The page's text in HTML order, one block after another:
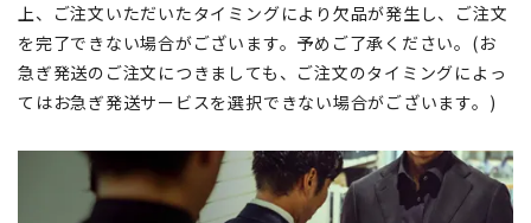
上、ご注文いただいたタイミングにより欠品が発生し、ご注文
を完了できない場合がございます。予めご了承ください。(お
急ぎ発送のご注文につきましても、ご注文のタイミングによっ
てはお急ぎ発送サービスを選択できない場合がございます。)